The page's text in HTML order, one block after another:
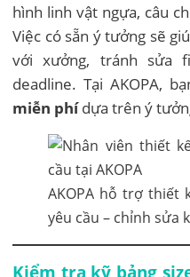
hình linh vật ngựa, câu
Việc có sẵn ý tưởng sẽ
với xưởng, tránh sửa
deadline. Tại AKOPA,
miễn phídựa trên ý
AKOPA hỗ trợ thiết
yêu cầu – chỉnh sửa
Kiểm tra kỹ bảng